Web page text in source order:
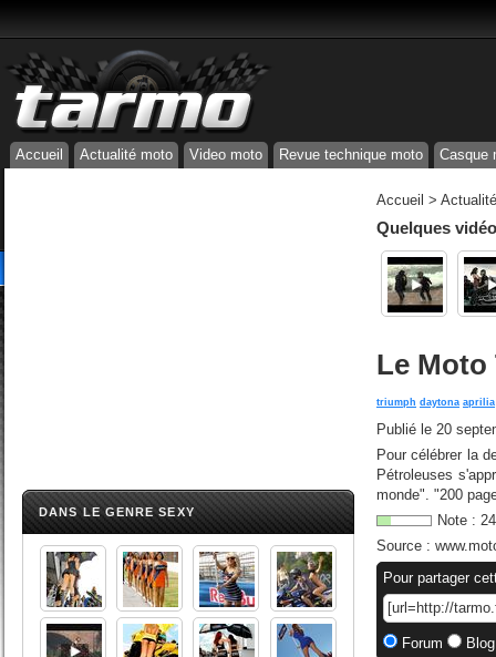
Accueil Actualité moto Video moto Revue technique moto Casque
DANS LE GENRE SEXY
Accueil >
Quelques
Le Moto
triumph daytona aprilia
Publié le 20
Pour célébrer la
Pétroleuses
monde". "200
Note : 24
Source :
Pour partager
Forum